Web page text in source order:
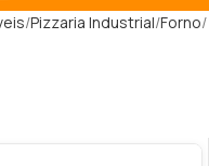
Pizzaria Industrial Forno